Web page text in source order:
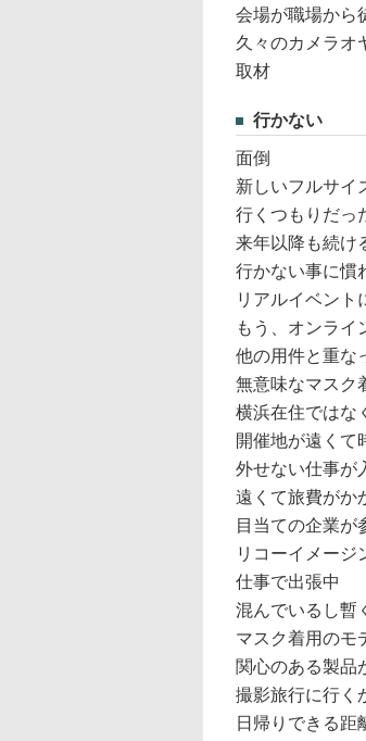
会場が職場から
久々のカメラオ
取材
行かない
面倒
新しいフルサイ
行くつもりだっ
来年以降も続け
行かない事に慣
リアルイベント
もう、オンライ
他の用件と重な
無意味なマスク
横浜在住ではな
開催地が遠くて
外せない仕事が
遠くて旅費がか
目当ての企業が
リコーイメージ
仕事で出張中
混んでいるし暫
マスク着用のモ
関心のある製品
撮影旅行に行く
日帰りできる距